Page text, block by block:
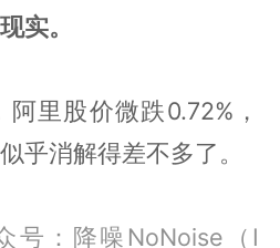
实。
里股价微跌0.72%，
乎消解得差不多了。
号： 降噪NoNoise（I